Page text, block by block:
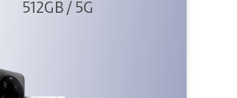
Kit
512GB / 5G